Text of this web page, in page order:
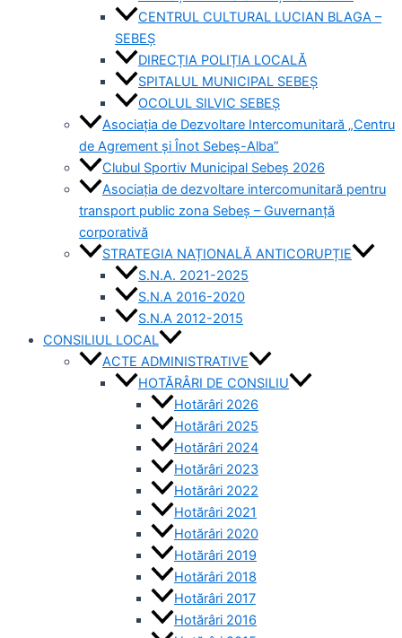
CENTRUL CULTURAL LUCIAN BLAGA –
SEBEȘ
DIRECȚIA POLIȚIA LOCALĂ
SPITALUL MUNICIPAL SEBEȘ
OCOLUL SILVIC SEBEȘ
Asociația de Dezvoltare Intercomunitară „Centru
de Agrement și Înot Sebeș-Alba”
Clubul Sportiv Municipal Sebeș 2026
Asociația de dezvoltare intercomunitară pentru
transport public zona Sebeș – Guvernanță
corporativă
STRATEGIA NAȚIONALĂ ANTICORUPȚIE
S.N.A. 2021-2025
S.N.A 2016-2020
S.N.A 2012-2015
CONSILIUL LOCAL
ACTE ADMINISTRATIVE
HOTĂRÂRI DE CONSILIU
Hotărâri 2026
Hotărâri 2025
Hotărâri 2024
Hotărâri 2023
Hotărâri 2022
Hotărâri 2021
Hotărâri 2020
Hotărâri 2019
Hotărâri 2018
Hotărâri 2017
Hotărâri 2016